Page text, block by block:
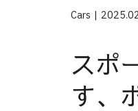
Cars
スポ
す、